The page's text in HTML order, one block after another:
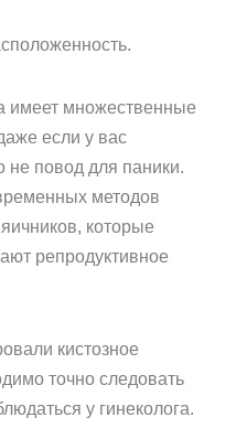
имеет множественные
если у вас
не повод для паники.
методов
которые
репродуктивное
кистозное
точно следовать
у гинеколога.